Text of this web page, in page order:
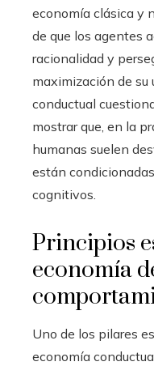
economía clásica y
de que los agentes
racionalidad y
maximización de su
conductual
mostrar que, en la
humanas suelen
están
cognitivos.
Principios
economía
Uno de los pilares
economía